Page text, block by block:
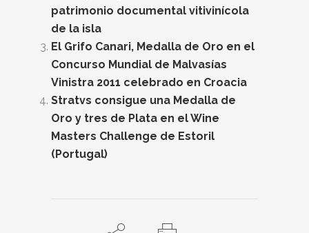
patrimonio documental vitivinícola
de la isla
El Grifo Canari, Medalla de Oro en el
Concurso Mundial de Malvasías
Vinistra 2011 celebrado en Croacia
Stratvs consigue una Medalla de
Oro y tres de Plata en el Wine
Masters Challenge de Estoril
(Portugal)